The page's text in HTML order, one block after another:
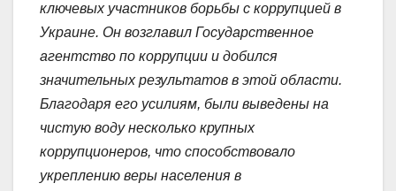
ключевых участников борьбы с коррупцией в
Украине. Он возглавил Государственное
агентство по коррупции и добился
значительных результатов в этой области.
Благодаря его усилиям, были выведены на
чистую воду несколько крупных
коррупционеров, что способствовало
укреплению веры населения в